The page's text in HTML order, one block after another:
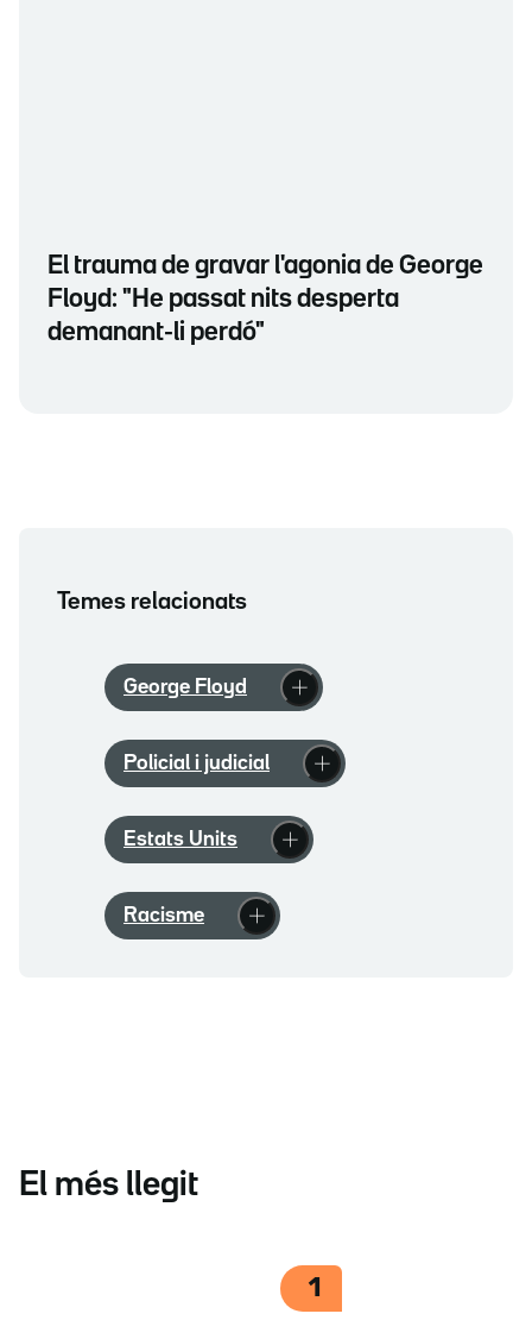
El trauma de gravar l'agonia de George
Floyd: "He passat nits desperta
demanant-li perdó"
Temes relacionats
George Floyd
Policial i judicial
Estats Units
Racisme
El més llegit
1